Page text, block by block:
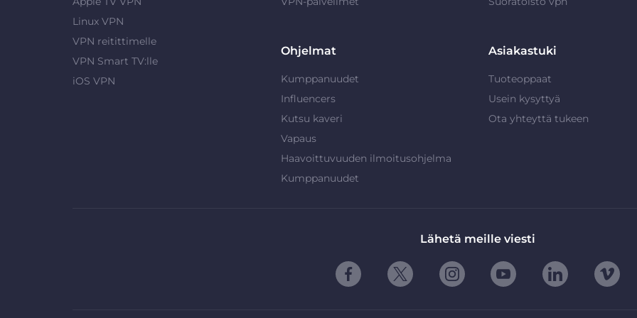
Linux VPN
VPN reitittimelle
VPN Smart TV:lle
iOS VPN
Ohjelmat
Kumppanuudet
Influencers
Kutsu kaveri
Vapaus
Haavoittuvuuden ilmoitusohjelma
Kumppanuudet
Asiakastuki
Tuoteoppaat
Usein kysyttyä
Ota yhteyttä tukeen
Lähetä meille viesti